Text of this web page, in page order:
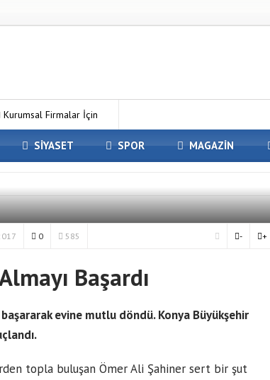
Kurumsal Firmalar İçin
ile Kendi
Eşyalarınızı Güvenle
SİYASET SPOR MAGAZİN
0 585 +
-
Başardı
evine mutlu döndü. Konya Büyükşehir
topla buluşan Ömer Ali Şahiner sert bir şut